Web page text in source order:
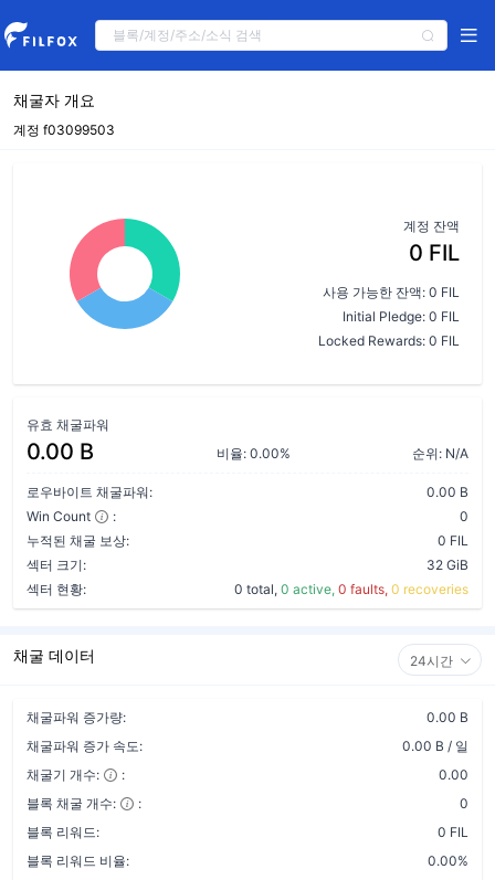
채굴자 개요
계정 f03099503
계정 잔액
0 FIL
사용 가능한 잔액: 0 FIL
Initial Pledge: 0 FIL
Locked Rewards: 0 FIL
유효 채굴파워
0.00 B 비율: 0.00% 순위: N/A
로우바이트 채굴파워:
0.00 B
Win Count
:
0
누적된 채굴 보상:
0 FIL
섹터 크기:
32 GiB
섹터 현황:
0 total, 0 active, 0 faults, 0 recoveries
채굴 데이터 24시간
채굴파워 증가량:
0.00 B
채굴파워 증가 속도:
0.00 B / 일
채굴기 개수:
:
0.00
블록 채굴 개수:
:
0
블록 리워드:
0 FIL
블록 리워드 비율:
0.00%